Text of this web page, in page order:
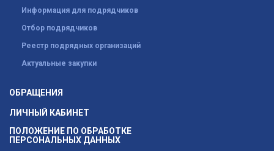
Информация для подрядчиков
Отбор подрядчиков
Реестр подрядных организаций
Актуальные закупки
ОБРАЩЕНИЯ
ЛИЧНЫЙ КАБИНЕТ
ПОЛОЖЕНИЕ ПО ОБРАБОТКЕ
ПЕРСОНАЛЬНЫХ ДАННЫХ